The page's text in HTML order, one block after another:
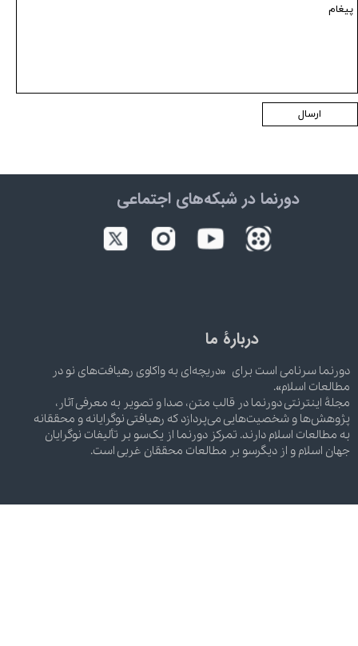
ارسال
دورنما در شبکه‌های اجتماعی
دربارۀ ما
دورنما سرنامی است برای «دریچه‌ای به واکاوی رهیافت‌های نو در
مطالعات اسلام».
مجلۀ اینترنتی دورنما در قالب متن، صدا و تصویر به معرفی آثار،
پژوهش‌ها و شخصیت‌هایی می‌پردازد که رهیافتی نوگرایانه و محققانه
به مطالعات اسلام دارند. تمرکز دورنما از یک‌سو بر تألیفات نوگرایان
جهان اسلام و از دیگرسو بر مطالعات محققان غربی است.